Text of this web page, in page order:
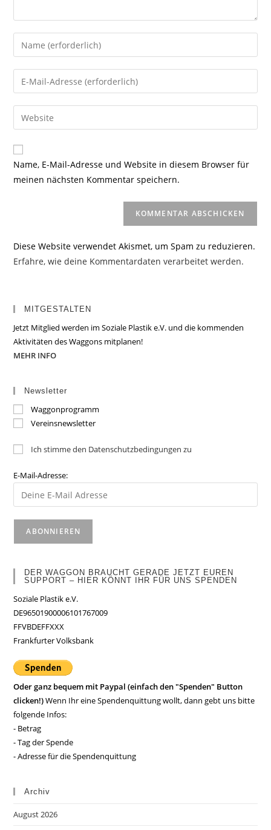
Gib
deinen
Namen
oder
zum
Kommentieren
ein
Gib
deine
E-
Mail-
zum
Kommentieren
ein
Gib
deine
Website-
URL
Name, E-Mail-Adresse und Website in diesem Browser für
meinen nächsten Kommentar speichern.
Diese Website verwendet Akismet, um Spam zu reduzieren.
Erfahre, wie deine Kommentardaten verarbeitet werden.
MITGESTALTEN
Jetzt Mitglied werden im Soziale Plastik e.V. und die kommenden
Aktivitäten des Waggons mitplanen!
MEHR INFO
Newsletter
Waggonprogramm
Vereinsnewsletter
Ich stimme den Datenschutzbedingungen zu
E-Mail-Adresse:
DER WAGGON BRAUCHT GERADE JETZT EUREN
SUPPORT – HIER KÖNNT IHR FÜR UNS SPENDEN
Soziale Plastik e.V.
DE96501900006101767009
FFVBDEFFXXX
Frankfurter Volksbank
Oder ganz bequem mit Paypal (einfach den "Spenden" Button
clicken!)Wenn Ihr eine Spendenquittung wollt, dann gebt uns bitte
folgende Infos:
- Betrag
- Tag der Spende
- Adresse für die Spendenquittung
Archiv
August 2026